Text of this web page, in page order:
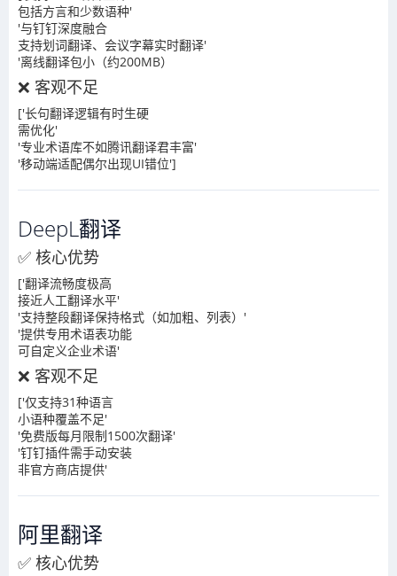
包括方言和少数语种'
'与钉钉深度融合
支持划词翻译、会议字幕实时翻译'
'离线翻译包小（约200MB）
❌ 客观不足
['长句翻译逻辑有时生硬
需优化'
'专业术语库不如腾讯翻译君丰富'
'移动端适配偶尔出现UI错位']
DeepL翻译
✅ 核心优势
['翻译流畅度极高
接近人工翻译水平'
'支持整段翻译保持格式（如加粗、列表）'
'提供专用术语表功能
可自定义企业术语'
❌ 客观不足
['仅支持31种语言
小语种覆盖不足'
'免费版每月限制1500次翻译'
'钉钉插件需手动安装
非官方商店提供'
阿里翻译
✅ 核心优势